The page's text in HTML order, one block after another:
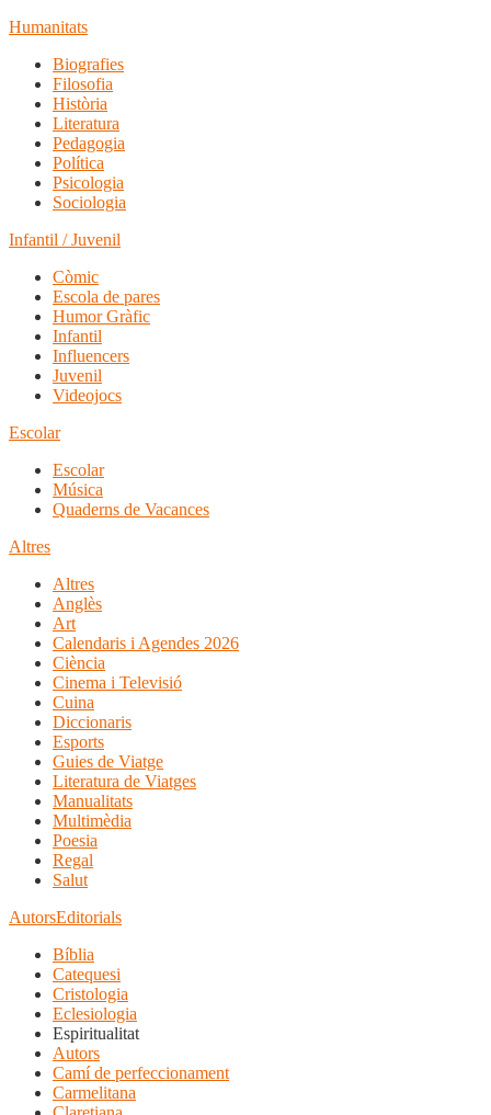
Humanitats
Biografies
Filosofia
Història
Literatura
Pedagogia
Política
Psicologia
Sociologia
Infantil / Juvenil
Còmic
Escola de pares
Humor Gràfic
Infantil
Influencers
Juvenil
Videojocs
Escolar
Escolar
Música
Quaderns de Vacances
Altres
Altres
Anglès
Art
Calendaris i Agendes 2026
Ciència
Cinema i Televisió
Cuina
Diccionaris
Esports
Guies de Viatge
Literatura de Viatges
Manualitats
Multimèdia
Poesia
Regal
Salut
AutorsEditorials
Bíblia
Catequesi
Cristologia
Eclesiologia
Espiritualitat
Autors
Camí de perfeccionament
Carmelitana